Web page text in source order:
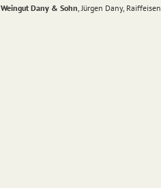
Weingut Dany & Sohn, Jürgen Dany,